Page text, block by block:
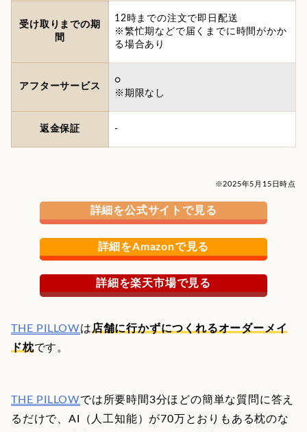
受け取りまでの期
間
12時までの注文で即日配送
※繁忙期などで届くまでに時間がかか
る場合あり
アフターサービス
○
※期限なし
返金保証 -
※2025年5月15日時点
詳細を公式サイトで見る
詳細をAmazonで見る
詳細を楽天市場で見る
THE PILLOWは店舗に行かずにつくれるオーダーメイ
ド枕です。
THE PILLOWでは所要時間3分ほどの簡単な質問に答え
るだけで、AI（人工知能）が70万とおりもある枕のな